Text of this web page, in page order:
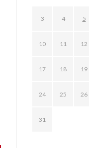
3 4 5
10 11 12
17 18 19
24 25 26
31